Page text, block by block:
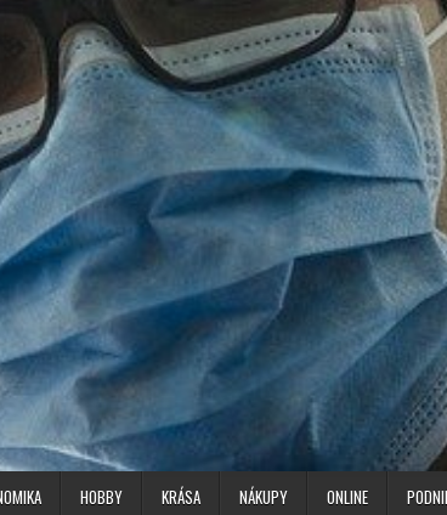
HOBBY KRÁSA NÁKUPY ONLINE